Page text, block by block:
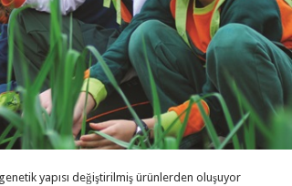
yapısı değiştirilmiş ürünlerden oluşuyor